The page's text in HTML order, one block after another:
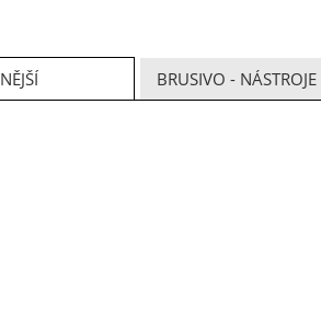
BRUSIVO - NÁSTROJE